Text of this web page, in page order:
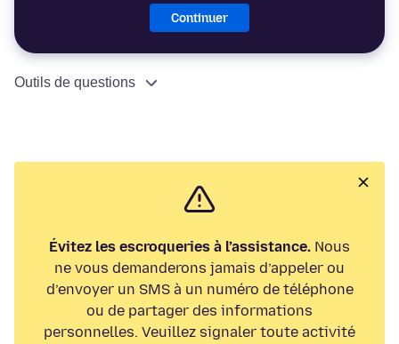
Continuer
Outils de questions
Évitez les escroqueries à l’assistance. Nous
ne vous demanderons jamais d’appeler ou
d’envoyer un SMS à un numéro de téléphone
ou de partager des informations
personnelles. Veuillez signaler toute activité